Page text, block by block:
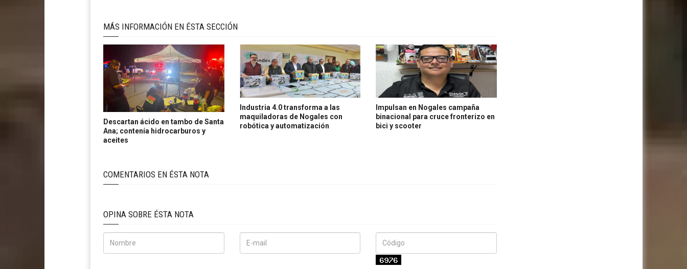
MÁS INFORMACIÓN EN ÉSTA SECCIÓN
Descartan ácido en tambo de Santa
Ana; contenía hidrocarburos y
aceites
Industria 4.0 transforma a las
maquiladoras de Nogales con
robótica y automatización
Impulsan en Nogales campaña
binacional para cruce fronterizo en
bici y scooter
COMENTARIOS EN ÉSTA NOTA
OPINA SOBRE ÉSTA NOTA